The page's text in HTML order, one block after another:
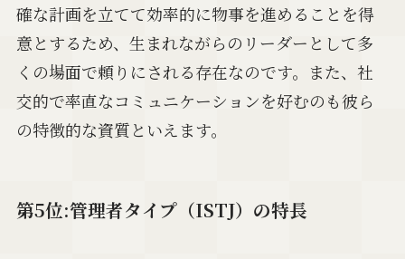
確な計画を立てて効率的に物事を進めることを得
意とするため、生まれながらのリーダーとして多
くの場面で頼りにされる存在なのです。また、社
交的で率直なコミュニケーションを好むのも彼ら
の特徴的な資質といえます。
第5位:管理者タイプ（ISTJ）の特長